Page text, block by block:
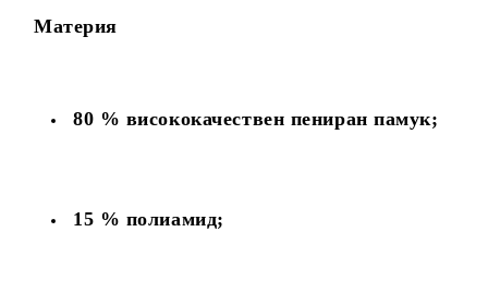
Материя
80 % висококачествен пениран памук;
15 % полиамид;